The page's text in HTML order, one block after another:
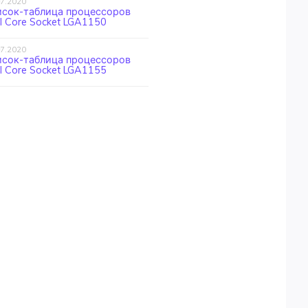
таблица процессоров
Core Socket LGA1150
таблица процессоров
Core Socket LGA1155